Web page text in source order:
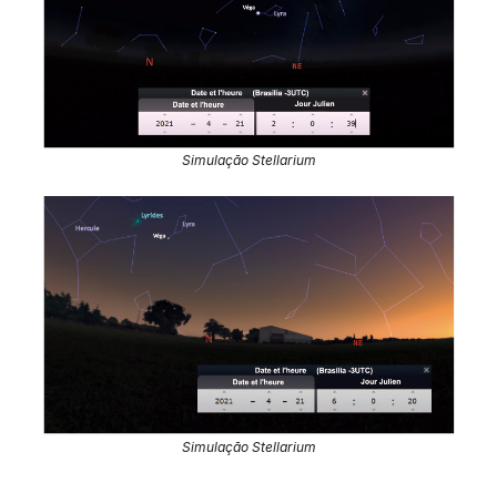
Simulação Stellarium
Simulação Stellarium